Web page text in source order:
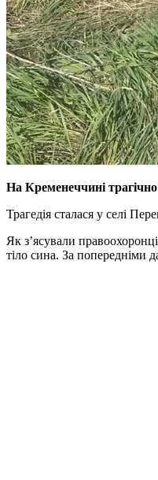
На Кременеччині трагічно
Трагедія сталася у селі
Як з’ясували
тіло сина. За попередніми